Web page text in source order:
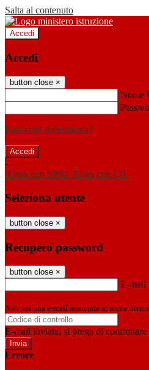
Salta al contenuto
Accedi
Accedi
button close ×
Nome
Password dimenticata?
-
Entra con SPID Entra con CIE
Seleziona utente
button close ×
Recupero password
button close ×
E-mail
Non hai una e-mail associata al nome
E-mail inviata, si prega di controllare
Errore